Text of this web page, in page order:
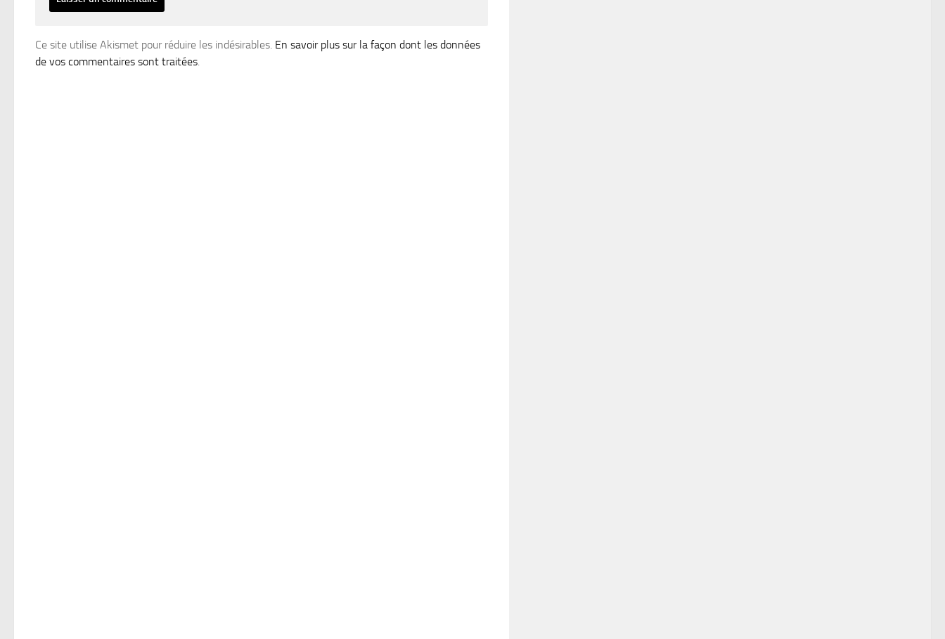
Ce site utilise Akismet pour réduire les indésirables. En savoir plus sur la façon dont les données
de vos commentaires sont traitées.